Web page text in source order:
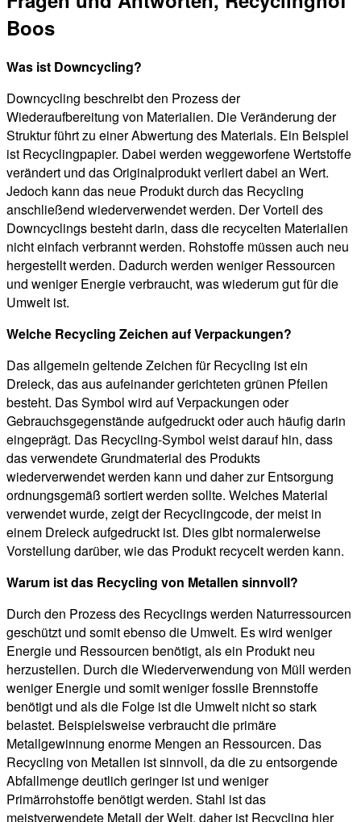
Boos
Was ist Downcycling?
Downcycling beschreibt den Prozess der
Wiederaufbereitung von Materialien. Die Veränderung der
Struktur führt zu einer Abwertung des Materials. Ein Beispiel
ist Recyclingpapier. Dabei werden weggeworfene Wertstoffe
verändert und das Originalprodukt verliert dabei an Wert.
Jedoch kann das neue Produkt durch das Recycling
anschließend wiederverwendet werden. Der Vorteil des
Downcyclings besteht darin, dass die recycelten Materialien
nicht einfach verbrannt werden. Rohstoffe müssen auch neu
hergestellt werden. Dadurch werden weniger Ressourcen
und weniger Energie verbraucht, was wiederum gut für die
Umwelt ist.
Welche Recycling Zeichen auf Verpackungen?
Das allgemein geltende Zeichen für Recycling ist ein
Dreieck, das aus aufeinander gerichteten grünen Pfeilen
besteht. Das Symbol wird auf Verpackungen oder
Gebrauchsgegenstände aufgedruckt oder auch häufig darin
eingeprägt. Das Recycling-Symbol weist darauf hin, dass
das verwendete Grundmaterial des Produkts
wiederverwendet werden kann und daher zur Entsorgung
ordnungsgemäß sortiert werden sollte. Welches Material
verwendet wurde, zeigt der Recyclingcode, der meist in
einem Dreieck aufgedruckt ist. Dies gibt normalerweise
Vorstellung darüber, wie das Produkt recycelt werden kann.
Warum ist das Recycling von Metallen sinnvoll?
Durch den Prozess des Recyclings werden Naturressourcen
geschützt und somit ebenso die Umwelt. Es wird weniger
Energie und Ressourcen benötigt, als ein Produkt neu
herzustellen. Durch die Wiederverwendung von Müll werden
weniger Energie und somit weniger fossile Brennstoffe
benötigt und als die Folge ist die Umwelt nicht so stark
belastet. Beispielsweise verbraucht die primäre
Metallgewinnung enorme Mengen an Ressourcen. Das
Recycling von Metallen ist sinnvoll, da die zu entsorgende
Abfallmenge deutlich geringer ist und weniger
Primärrohstoffe benötigt werden. Stahl ist das
meistverwendete Metall der Welt, daher ist Recycling hier